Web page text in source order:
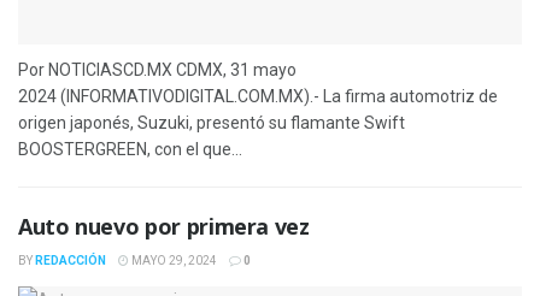
Por NOTICIASCD.MX CDMX, 31 mayo
2024 (INFORMATIVODIGITAL.COM.MX).- La firma automotriz de
origen japonés, Suzuki, presentó su flamante Swift
BOOSTERGREEN, con el que...
Auto nuevo por primera vez
BY REDACCIÓN MAYO 29, 2024 0